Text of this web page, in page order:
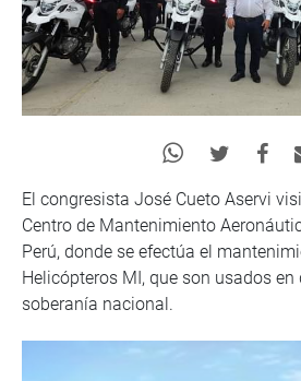
El congresista José Cueto Aservi
Centro de Mantenimiento
Perú, donde se efectúa el
Helicópteros MI, que son usados en
soberanía nacional.